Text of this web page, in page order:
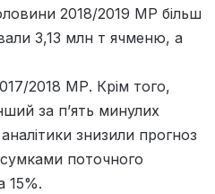
2018/2019 МР більш
3,13 млн т ячменю, а
2018 МР. Крім того,
за п’ять минулих
знизили прогноз
поточного
15%.